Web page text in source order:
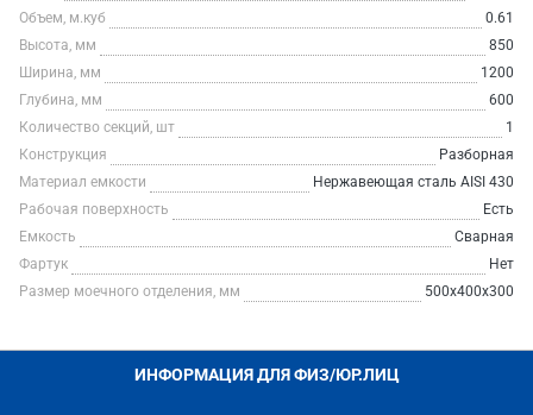
Объем, м.куб
0.61
Высота, мм
850
Ширина, мм
1200
Глубина, мм
600
Количество секций, шт
1
Конструкция
Разборная
Материал емкости
Нержавеющая сталь AISI 430
Рабочая поверхность
Есть
Емкость
Сварная
Фартук
Нет
Размер моечного отделения, мм
500x400x300
ИНФОРМАЦИЯ ДЛЯ ФИЗ/ЮР.ЛИЦ